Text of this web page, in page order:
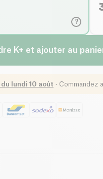
?
K+ et ajouter au
du lundi 10 août · Commandez
Equitable